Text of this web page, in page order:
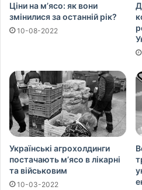
Ціни на м’ясо: як вони
змінилися за останній рік?
10-08-2022
Українські агрохолдинги
постачають м’ясо в лікарні
та військовим
10-03-2022